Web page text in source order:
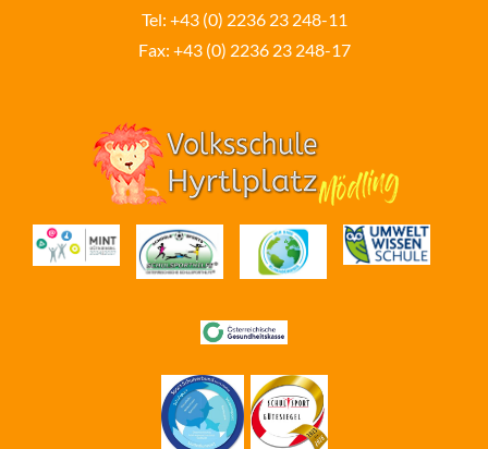
Tel: +43 (0) 2236 23 248-11
Fax: +43 (0) 2236 23 248-17